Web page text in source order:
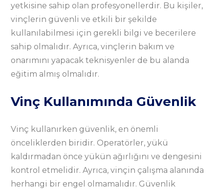
yetkisine sahip olan profesyonellerdir. Bu kişiler,
vinçlerin güvenli ve etkili bir şekilde
kullanılabilmesi için gerekli bilgi ve becerilere
sahip olmalıdır. Ayrıca, vinçlerin bakım ve
onarımını yapacak teknisyenler de bu alanda
eğitim almış olmalıdır.
Vinç Kullanımında Güvenlik
Vinç kullanırken güvenlik, en önemli
önceliklerden biridir. Operatörler, yükü
kaldırmadan önce yükün ağırlığını ve dengesini
kontrol etmelidir. Ayrıca, vinçin çalışma alanında
herhangi bir engel olmamalıdır. Güvenlik